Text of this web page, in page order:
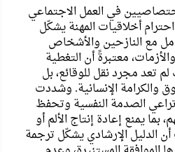
في العمل الاجتماعي
أخلاقيات المهنة يشكّل
مع النازحين والأشخاص
معتبرةً أن التغطية
تعد مجرد نقل للوقائع، بل
والكرامة الإنسانية. وشددت
الصدمة النفسية وتحفظ
يمنع إعادة إنتاج الألم أو
أن الدليل الإرشادي يشكّل ترجمة